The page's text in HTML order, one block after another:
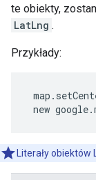
te obiekty,
LatLng .
Przykłady:
new
Literały obiektów